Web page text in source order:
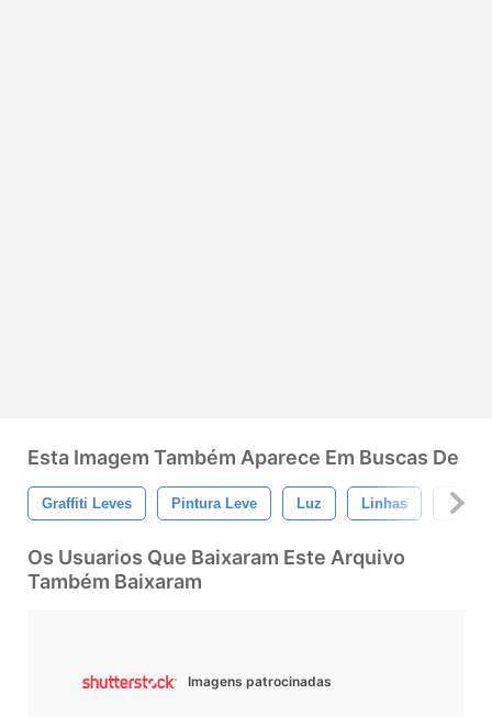
Esta Imagem Também Aparece Em Buscas De
Graffiti Leves Pintura Leve Luz Linhas
Os Usuarios Que Baixaram Este Arquivo
Também Baixaram
Imagens patrocinadas